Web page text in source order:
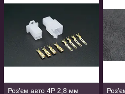
Роз'єм авто 4P 2,8 мм